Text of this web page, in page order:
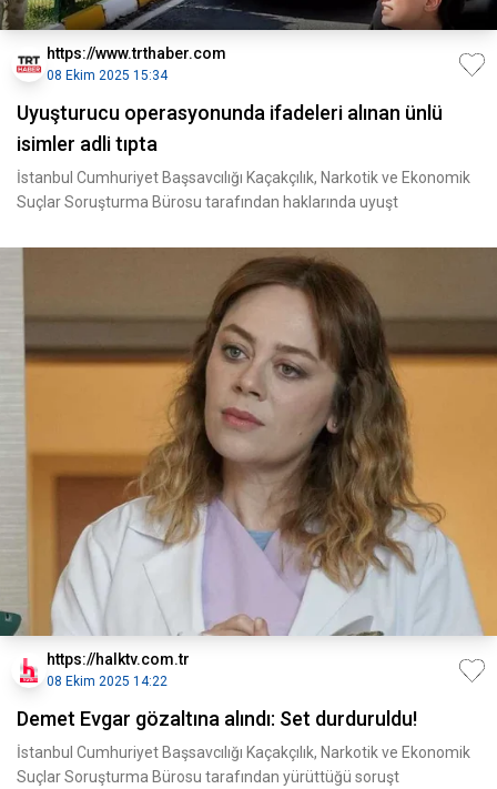
https://www.trthaber.com
08 Ekim 2025 15:34
Uyuşturucu operasyonunda ifadeleri alınan ünlü
isimler adli tıpta
İstanbul Cumhuriyet Başsavcılığı Kaçakçılık, Narkotik ve Ekonomik
Suçlar Soruşturma Bürosu tarafından haklarında uyuşt
https://halktv.com.tr
08 Ekim 2025 14:22
Demet Evgar gözaltına alındı: Set durduruldu!
İstanbul Cumhuriyet Başsavcılığı Kaçakçılık, Narkotik ve Ekonomik
Suçlar Soruşturma Bürosu tarafından yürüttüğü soruşt